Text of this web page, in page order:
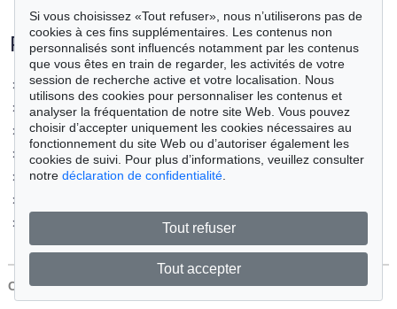
Plus d'informations
>
Exportation
>
Facturation - paiement
>
Imposition régulière
>
Imposition différentielle
>
Remboursement impôt préalable/TVA
>
>
Participation au droit de suite
CONTACT Protection Des Données
Si vous choisissez «Tout refuser», nous n’utiliserons pas de
cookies à ces fins supplémentaires. Les contenus non
personnalisés sont influencés notamment par les contenus
que vous êtes en train de regarder, les activités de votre
session de recherche active et votre localisation. Nous
utilisons des cookies pour personnaliser les contenus et
analyser la fréquentation de notre site Web. Vous pouvez
choisir d’accepter uniquement les cookies nécessaires au
fonctionnement du site Web ou d’autoriser également les
cookies de suivi. Pour plus d’informations, veuillez consulter
notre déclaration de confidentialité
Tout refuser
Tout accepter